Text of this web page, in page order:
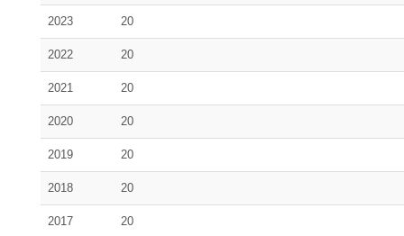
2023 20
2022 20
2021 20
2020 20
2019 20
2018 20
2017 20